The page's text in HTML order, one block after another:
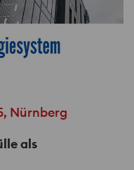
Nürnberg
als